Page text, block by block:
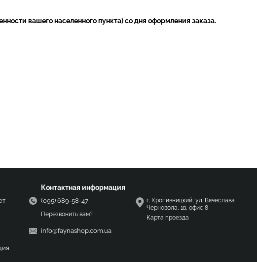
вашего населенного пункта) со дня оформления заказа.
Контактная информация
(095) 689-58-47
Перезвонить вам?
info@faynashop.com.ua
г. Кропивницкий, ул. Вячеслава
Черновола, 1в, офис 8
Карта проезда